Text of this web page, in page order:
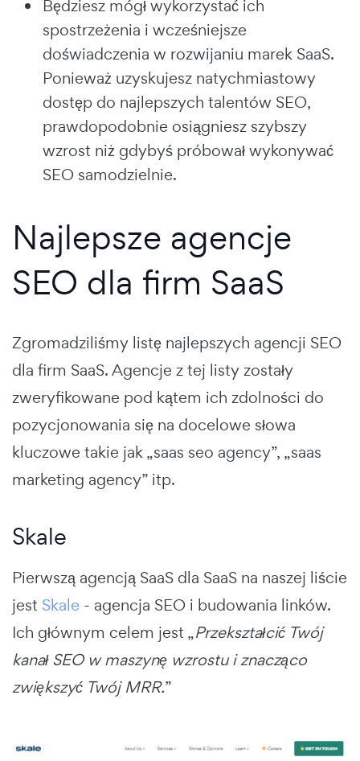
Będziesz mógł wykorzystać ich
spostrzeżenia i wcześniejsze
doświadczenia w rozwijaniu marek SaaS.
Ponieważ uzyskujesz natychmiastowy
dostęp do najlepszych talentów SEO,
prawdopodobnie osiągniesz szybszy
wzrost niż gdybyś próbował wykonywać
SEO samodzielnie.
Najlepsze agencje
SEO dla firm SaaS
Zgromadziliśmy listę najlepszych agencji SEO
dla firm SaaS. Agencje z tej listy zostały
zweryfikowane pod kątem ich zdolności do
pozycjonowania się na docelowe słowa
kluczowe takie jak „saas seo agency”, „saas
marketing agency” itp.
Skale
Pierwszą agencją SaaS dla SaaS na naszej liście
jest Skale - agencja SEO i budowania linków.
Ich głównym celem jest „Przekształcić Twój
kanał SEO w maszynę wzrostu i znacząco
zwiększyć Twój MRR.”